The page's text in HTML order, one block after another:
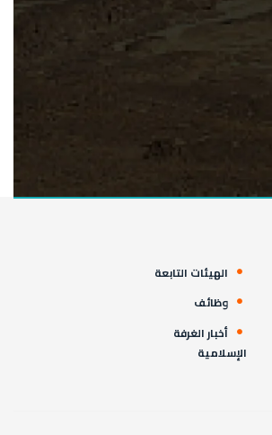
الهيئات التابعة
وظائف
أخبار الغرفة
الإسلامية